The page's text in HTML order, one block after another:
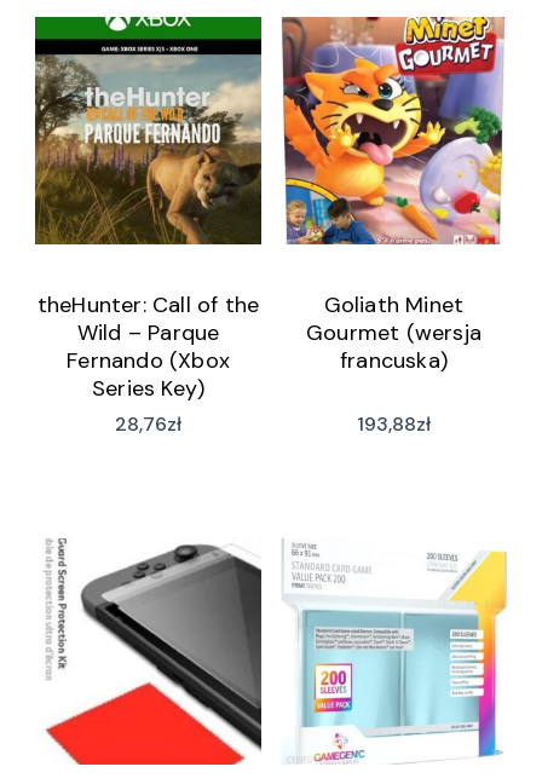
theHunter: Call of the
Wild – Parque
Fernando (Xbox
Series Key)
28,76zł
Goliath Minet
Gourmet (wersja
francuska)
193,88zł